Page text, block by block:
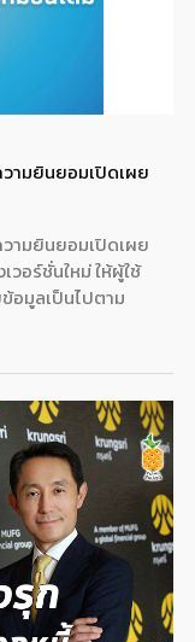
วามยินยอมเปิดเผย
วามยินยอมเปิดเผย
วอร์ชั่นใหม่ ให้ผู้ใช้
อมูลเป็นไปตาม